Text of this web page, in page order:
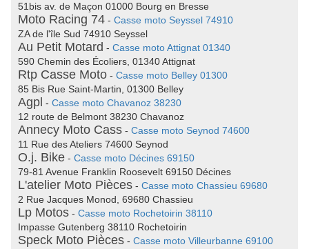
51bis av. de Maçon 01000 Bourg en Bresse
Moto Racing 74 - Casse moto Seyssel 74910
ZA de l'île Sud 74910 Seyssel
Au Petit Motard - Casse moto Attignat 01340
590 Chemin des Écoliers, 01340 Attignat
Rtp Casse Moto - Casse moto Belley 01300
85 Bis Rue Saint-Martin, 01300 Belley
Agpl - Casse moto Chavanoz 38230
12 route de Belmont 38230 Chavanoz
Annecy Moto Cass - Casse moto Seynod 74600
11 Rue des Ateliers 74600 Seynod
O.j. Bike - Casse moto Décines 69150
79-81 Avenue Franklin Roosevelt 69150 Décines
L'atelier Moto Pièces - Casse moto Chassieu 69680
2 Rue Jacques Monod, 69680 Chassieu
Lp Motos - Casse moto Rochetoirin 38110
Impasse Gutenberg 38110 Rochetoirin
Speck Moto Pièces - Casse moto Villeurbanne 69100